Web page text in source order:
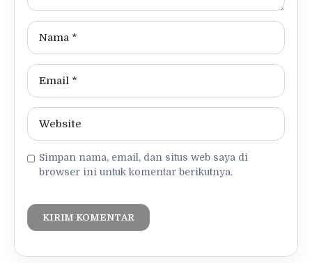
Simpan nama, email, dan situs web saya di
browser ini untuk komentar berikutnya.